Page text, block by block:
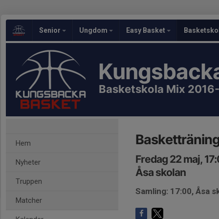
Senior Ungdom Easy Basket
Basketskola Mix
Hem
Nyheter
Truppen
Matcher
Fredag 22 maj,
Åsa skolan
Samling: 17:00, Åsa